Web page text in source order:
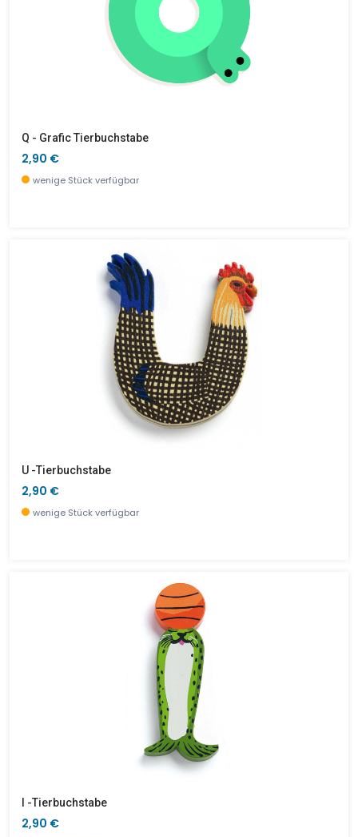
Q - Grafic Tierbuchstabe
2,90 €
wenige Stück verfügbar
U -Tierbuchstabe
2,90 €
wenige Stück verfügbar
I -Tierbuchstabe
2,90 €